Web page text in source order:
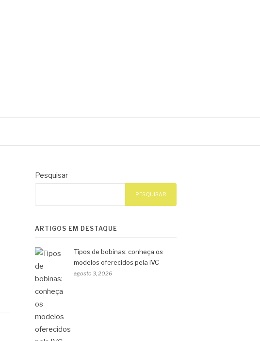
Pesquisar
PESQUISAR
ARTIGOS EM DESTAQUE
Tipos de bobinas: conheça os
modelos oferecidos pela IVC
agosto 3, 2026